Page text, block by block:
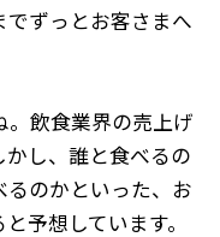
ずっとお客さまへ
飲食業界の売上げ
し、誰と食べるの
のかといった、お
予想しています。